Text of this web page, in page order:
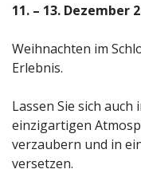
11. – 13. Dezember
Weihnachten im
Erlebnis.
Lassen Sie sich
einzigartigen
verzaubern und in
versetzen.